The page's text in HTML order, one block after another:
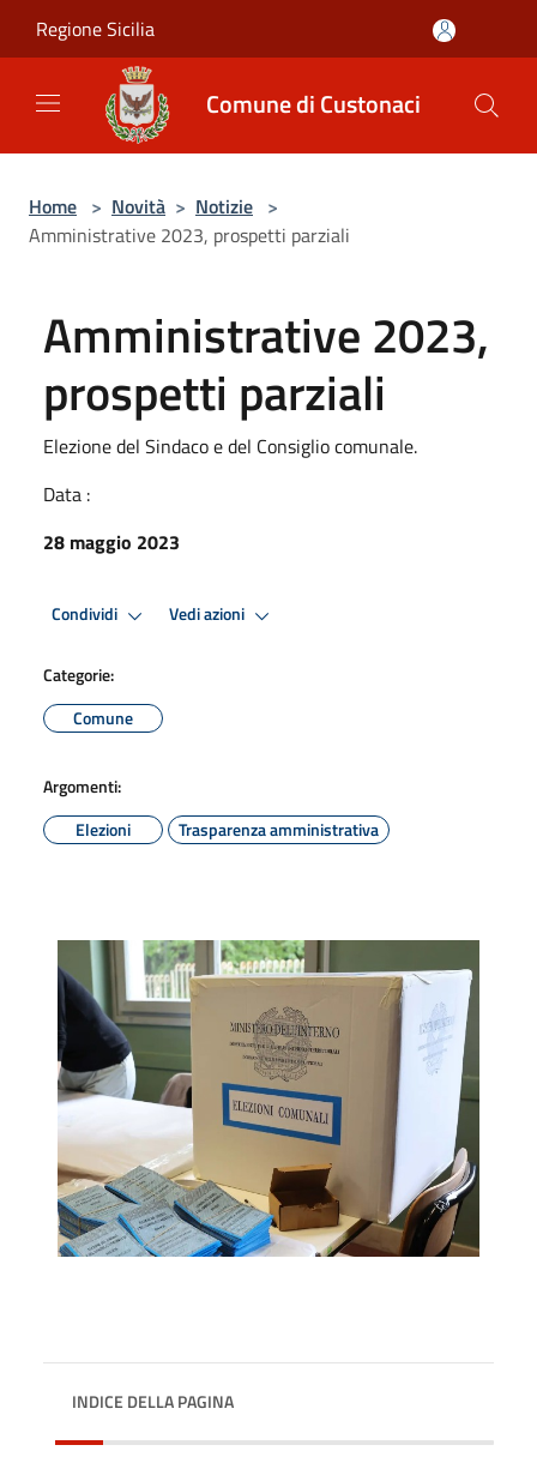
Regione Sicilia
Comune di Custonaci
Home > Novità > Notizie >
Amministrative 2023, prospetti parziali
Amministrative 2023,
prospetti parziali
Elezione del Sindaco e del Consiglio comunale.
Data :
28 maggio 2023
Condividi Vedi azioni
Categorie:
Comune
Argomenti:
Elezioni
Trasparenza amministrativa
INDICE DELLA PAGINA